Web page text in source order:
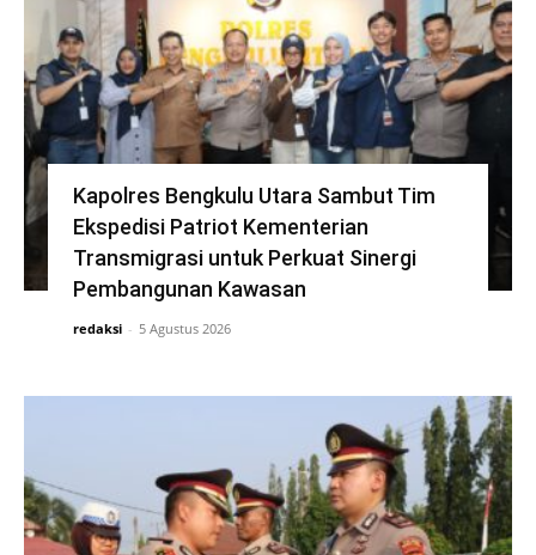
Kapolres Bengkulu Utara Sambut Tim
Ekspedisi Patriot Kementerian
Transmigrasi untuk Perkuat Sinergi
Pembangunan Kawasan
redaksi - 5 Agustus 2026